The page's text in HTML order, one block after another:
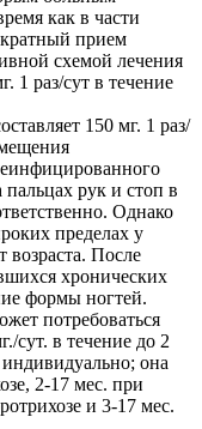
как в части
прием
схемой лечения
1 раз/сут в течение
150 мг. 1 раз/
пальцах рук и стоп в
Однако
пределах у
возраста. После
хронических
формы ногтей.
потребоваться
сут. в течение до 2
она
2-17 мес. при
и 3-17 мес.